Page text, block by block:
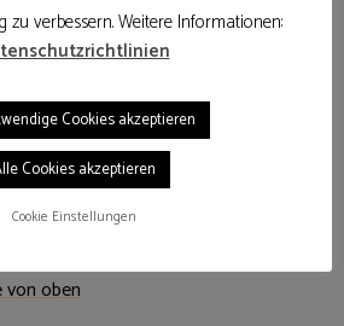
karamelisierte Zuckerschicht.
zu verbessern. Weitere Informationen:
Cookies akzeptieren
Cookies akzeptieren
Cookie Einstellungen